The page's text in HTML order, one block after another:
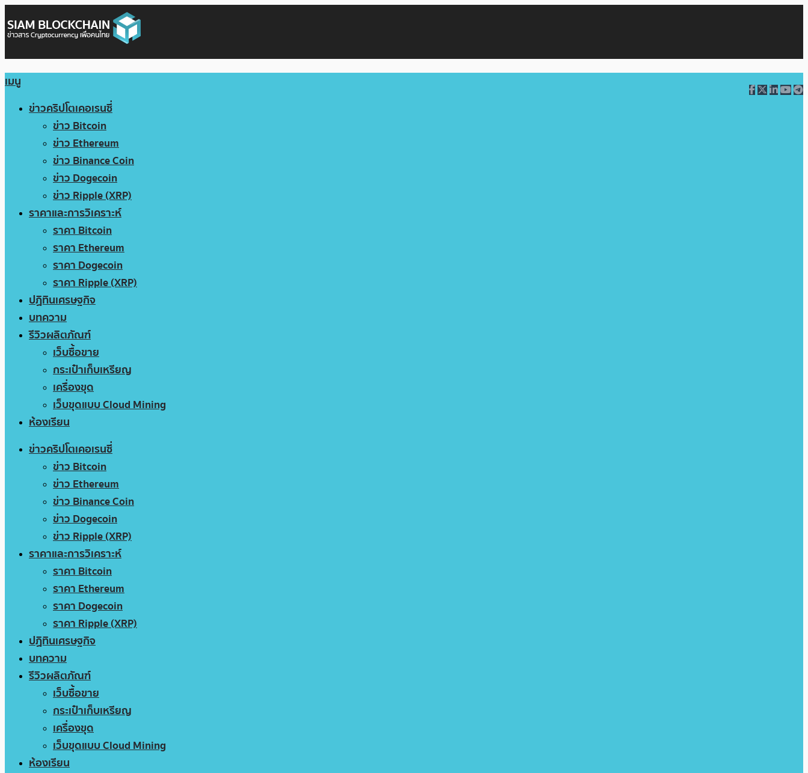
เมนู
ข่าวคริปโตเคอเรนซี่
ข่าว Bitcoin
ข่าว Ethereum
ข่าว Binance Coin
ข่าว Dogecoin
ข่าว Ripple (XRP)
ราคาและการวิเคราะห์
ราคา Bitcoin
ราคา Ethereum
ราคา Dogecoin
ราคา Ripple (XRP)
ปฏิทินเศรษฐกิจ
บทความ
รีวิวผลิตภัณฑ์
เว็บซื้อขาย
กระเป๋าเก็บเหรียญ
เครื่องขุด
เว็บขุดแบบ Cloud Mining
ห้องเรียน
ข่าวคริปโตเคอเรนซี่
ข่าว Bitcoin
ข่าว Ethereum
ข่าว Binance Coin
ข่าว Dogecoin
ข่าว Ripple (XRP)
ราคาและการวิเคราะห์
ราคา Bitcoin
ราคา Ethereum
ราคา Dogecoin
ราคา Ripple (XRP)
ปฏิทินเศรษฐกิจ
บทความ
รีวิวผลิตภัณฑ์
เว็บซื้อขาย
กระเป๋าเก็บเหรียญ
เครื่องขุด
เว็บขุดแบบ Cloud Mining
ห้องเรียน